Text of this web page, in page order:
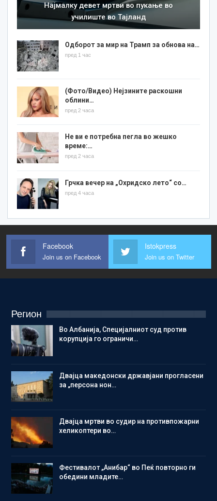
Најмалку девет мртви во пукање во
училиште во Тајланд
Одборот за мир на Трамп за обнова на…
пред 1 час
(Фото/Видео) Нејзините раскошни
облини…
пред 2 часа
Не ви е потребна пегла во жешко
време:…
пред 2 часа
Грчка вечер на „Охридско лето“ со…
пред 4 часа
Facebook
Join us on Facebook
Istokpress
Join us on Twitter
Регион
Во Албанија, Специјалниот суд против
корупција го ограничи…
Двајца македонски државјани прогласени
за „персона нон…
Двајца мртви во судир на противпожарни
хеликоптери во…
Фестивалот „Анибар“ во Пеќ повторно ги
обедини младите…